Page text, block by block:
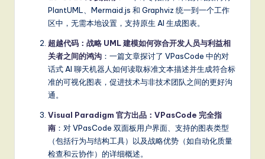
PlantUML、Mermaid.js 和 Graphviz 统一到一个工作
区中，无需本地设置，支持原生 AI 生成图表。
超越代码：战略 UML 建模如何弥合开发人员与利益相
关者之间的鸿沟 ：一篇文章探讨了 VPasCode 中的对
话式 AI 聊天机器人如何读取标准文本描述并生成符合标
准的可视化图表，促进技术与非技术团队之间的更好沟
通。
Visual Paradigm 官方出品：VPasCode 完全指
南 ：对 VPasCode 双面板用户界面、支持的图表类型
（包括行为与结构工具）以及战略优势（如自动化质量
检查和云协作）的详细概述。